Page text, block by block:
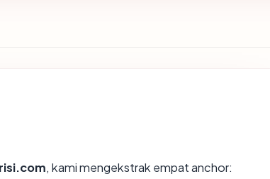
, kami mengekstrak empat anchor: